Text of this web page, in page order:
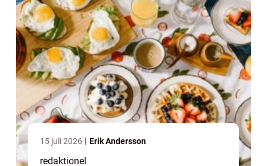
15 juli 2026 Erik Andersson
redaktionel